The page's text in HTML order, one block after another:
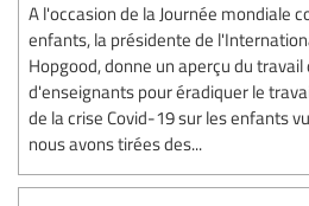
A l'occasion de la Journée mondiale
enfants, la présidente de
Hopgood, donne un aperçu du
d'enseignants pour éradiquer le
de la crise Covid-19 sur les enfants
nous avons tirées des...